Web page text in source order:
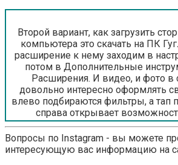
Второй вариант, как загрузить
компьютера это скачать на ПК
расширение к нему заходим в
потом в Дополнительные
Расширения. И видео, и фото в
довольно интересно оформлять
влево подбираются фильтры, а тап
справа открывает
Вопросы по Instagram - вы можете
интересующую вас информацию на